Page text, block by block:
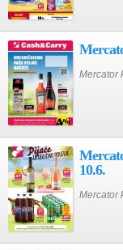
Mercator
10.6.
Mercator